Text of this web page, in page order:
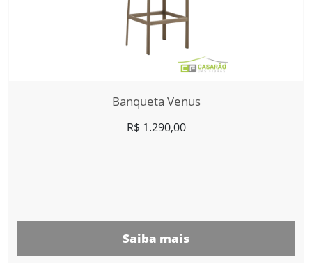
Banqueta Venus
R$ 1.290,00
Saiba mais